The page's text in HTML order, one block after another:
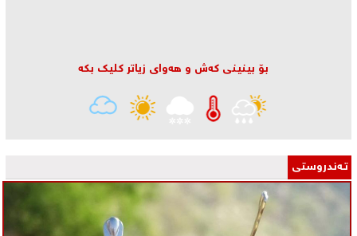
بۆ بینینی كه‌ش و هه‌وای زیاتر كلیك بكه‌
تـه‌ندروستی